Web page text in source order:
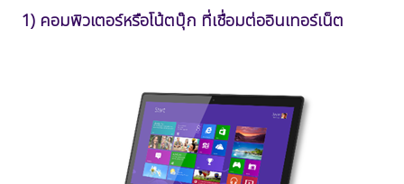
1) คอมพิวเตอร์หรือโน้ตบุ๊ก ที่เชื่อมต่ออินเทอร์เน็ต